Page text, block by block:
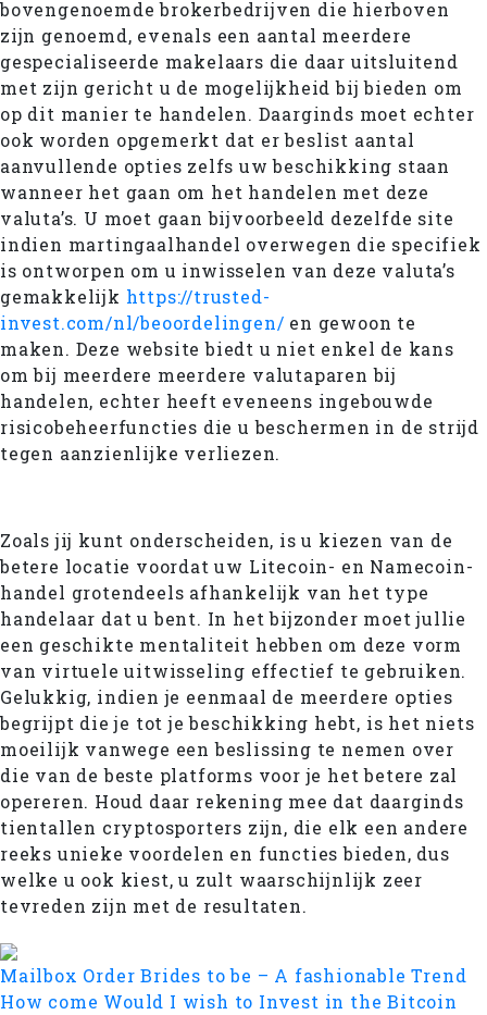
bovengenoemde brokerbedrijven die hierboven
zijn genoemd, evenals een aantal meerdere
gespecialiseerde makelaars die daar uitsluitend
met zijn gericht u de mogelijkheid bij bieden om
op dit manier te handelen. Daarginds moet echter
ook worden opgemerkt dat er beslist aantal
aanvullende opties zelfs uw beschikking staan
wanneer het gaan om het handelen met deze
valuta’s. U moet gaan bijvoorbeeld dezelfde site
indien martingaalhandel overwegen die specifiek
is ontworpen om u inwisselen van deze valuta’s
gemakkelijk https://trusted-
invest.com/nl/beoordelingen/ en gewoon te
maken. Deze website biedt u niet enkel de kans
om bij meerdere meerdere valutaparen bij
handelen, echter heeft eveneens ingebouwde
risicobeheerfuncties die u beschermen in de strijd
tegen aanzienlijke verliezen.
Zoals jij kunt onderscheiden, is u kiezen van de
betere locatie voordat uw Litecoin- en Namecoin-
handel grotendeels afhankelijk van het type
handelaar dat u bent. In het bijzonder moet jullie
een geschikte mentaliteit hebben om deze vorm
van virtuele uitwisseling effectief te gebruiken.
Gelukkig, indien je eenmaal de meerdere opties
begrijpt die je tot je beschikking hebt, is het niets
moeilijk vanwege een beslissing te nemen over
die van de beste platforms voor je het betere zal
opereren. Houd daar rekening mee dat daarginds
tientallen cryptosporters zijn, die elk een andere
reeks unieke voordelen en functies bieden, dus
welke u ook kiest, u zult waarschijnlijk zeer
tevreden zijn met de resultaten.
Mailbox Order Brides to be – A fashionable Trend
How come Would I wish to Invest in the Bitcoin